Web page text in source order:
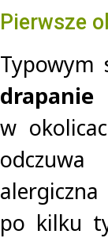
Pierwsze
Typowym
w
po kilku